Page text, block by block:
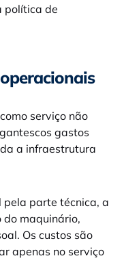
política de
serviço não
gastos
a infraestrutura
pela parte técnica, a
do maquinário,
Os custos são
apenas no serviço